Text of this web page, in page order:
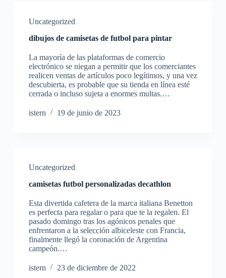
Uncategorized
dibujos de camisetas de futbol para pintar
La mayoría de las plataformas de comercio
electrónico se niegan a permitir que los comerciantes
realicen ventas de artículos poco legítimos, y una vez
descubierta, es probable que su tienda en línea esté
cerrada o incluso sujeta a enormes multas.…
istern 19 de junio de 2023
Uncategorized
camisetas futbol personalizadas decathlon
Esta divertida cafetera de la marca italiana Benetton
es perfecta para regalar o para que te la regalen. El
pasado domingo tras los agónicos penales que
enfrentaron a la selección albiceleste con Francia,
finalmente llegó la coronación de Argentina
campeón.…
istern 23 de diciembre de 2022